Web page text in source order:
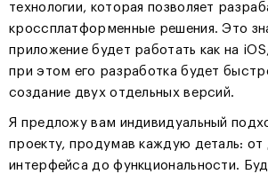
технологии, которая позволяет
кроссплатформенные решения. Это
приложение будет работать как на
при этом его разработка будет
создание двух отдельных версий.
Я предложу вам индивидуальный
проекту, продумав каждую деталь: от
интерфейса до функциональности.